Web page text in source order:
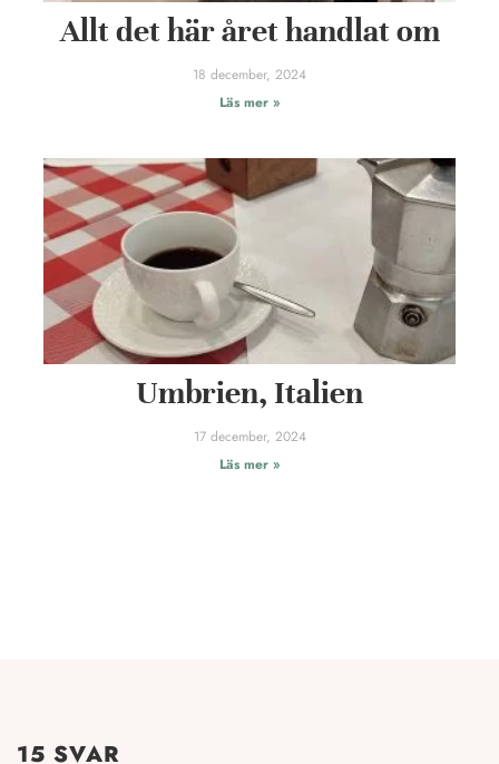
Allt det här året handlat om
18 december, 2024
Läs mer »
Umbrien, Italien
17 december, 2024
Läs mer »
15 SVAR